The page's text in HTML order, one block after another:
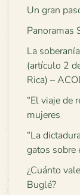
Un gran
Panoramas
La
(artículo 2
Rica) –
“El viaje de
mujeres
“La
gatos sobre
¿Cuánto
Buglé?